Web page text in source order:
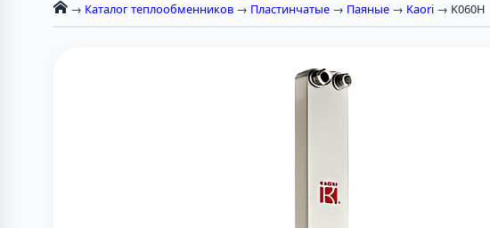
→ Каталог теплообменников → Пластинчатые → Паяные → Kaori → K060H